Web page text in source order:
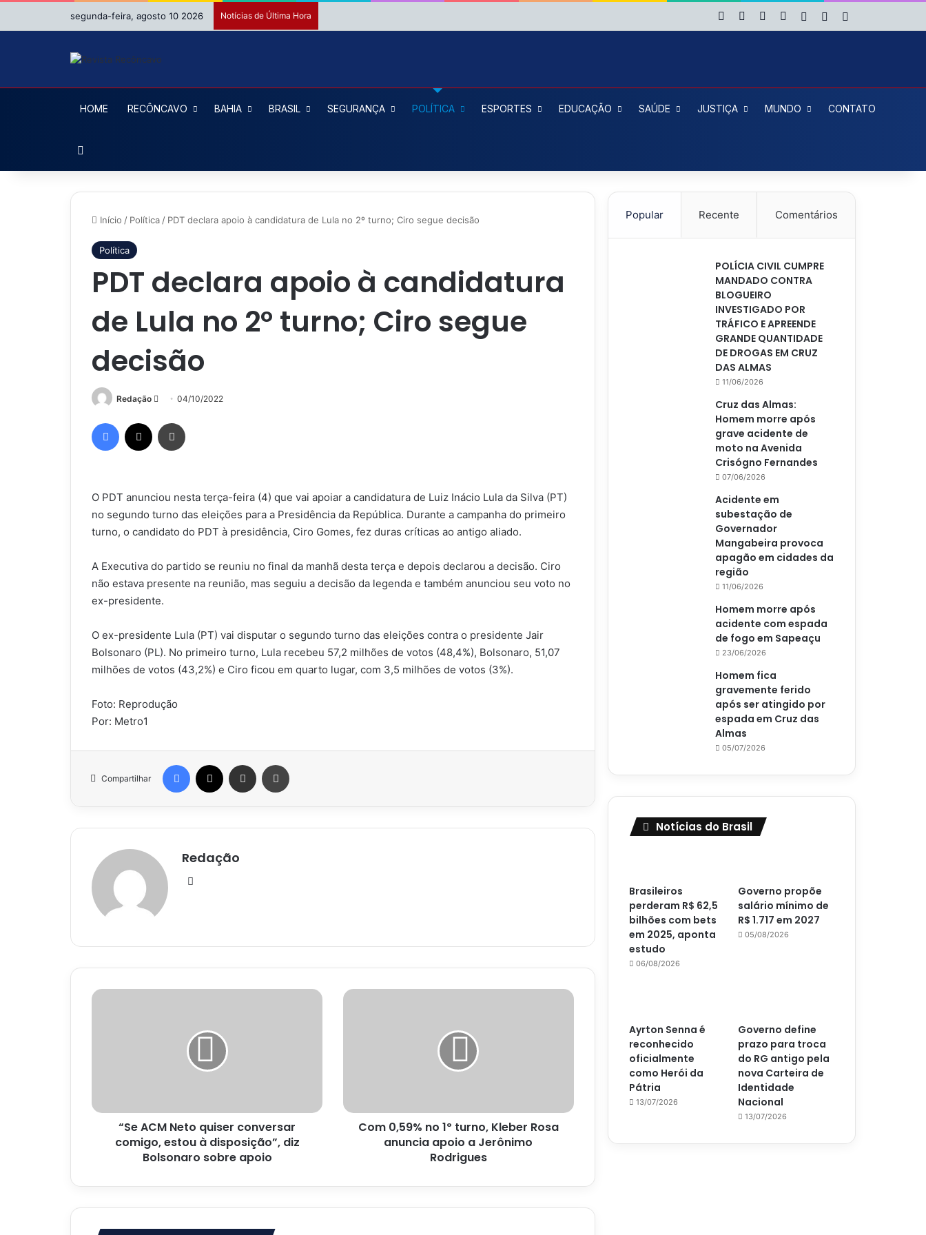
segunda-feira, agosto 10 2026 Notícias de Última Hora Facebook YouTubeInstagram
Entrar Artigo aleatório
HOME RECÔNCAVO BAHIA BRASIL SEGURANÇA POLÍTICA ESPORTES EDUCAÇÃO SAÚDE JUSTIÇA MUNDO CONTATO
Início / Política / PDT declara apoio à candidatura de Lula no 2º turno; Ciro segue decisão
Política
PDT declara apoio à candidatura
de Lula no 2º turno; Ciro segue
decisão
Redação
Mande
e-
mail
04/10/2022
Facebook
O PDT anunciou nesta terça-feira (4) que vai apoiar a candidatura de Luiz Inácio Lula da Silva (PT)
no segundo turno das eleições para a Presidência da República. Durante a campanha do primeiro
turno, o candidato do PDT à presidência, Ciro Gomes, fez duras críticas ao antigo aliado.
A Executiva do partido se reuniu no final da manhã desta terça e depois declarou a decisão. Ciro
não estava presente na reunião, mas seguiu a decisão da legenda e também anunciou seu voto no
ex-presidente.
O ex-presidente Lula (PT) vai disputar o segundo turno das eleições contra o presidente Jair
Bolsonaro (PL). No primeiro turno, Lula recebeu 57,2 milhões de votos (48,4%), Bolsonaro, 51,07
milhões de votos (43,2%) e Ciro ficou em quarto lugar, com 3,5 milhões de votos (3%).
Foto: Reprodução
Por: Metro1
Compartilhar
Facebook Compartilhar via e-mail
Redação
“Se
disposição”,
Bolsonaro
“Se ACM Neto quiser conversar
comigo, estou à disposição”, diz
Bolsonaro sobre apoio
Com
apoio
Com 0,59% no 1º turno, Kleber Rosa
anuncia apoio a Jerônimo
Rodrigues
Popular Recente Comentários
POLÍCIA CIVIL CUMPRE
MANDADO CONTRA
BLOGUEIRO
INVESTIGADO POR
TRÁFICO E APREENDE
GRANDE QUANTIDADE
DE DROGAS EM CRUZ
DAS ALMAS
11/06/2026
Cruz das Almas:
Homem morre após
grave acidente de
moto na Avenida
Crisógno Fernandes
07/06/2026
Acidente em
subestação de
Governador
Mangabeira provoca
apagão em cidades da
região
11/06/2026
Homem morre após
acidente com espada
de fogo em Sapeaçu
23/06/2026
Homem fica
gravemente ferido
após ser atingido por
espada em Cruz das
Almas
05/07/2026
Notícias do Brasil
Brasileiros
perderam R$ 62,5
bilhões com bets
em 2025, aponta
estudo
06/08/2026
Governo propõe
salário mínimo de
R$ 1.717 em 2027
05/08/2026
Ayrton Senna é
reconhecido
oficialmente
como Herói da
Pátria
13/07/2026
Governo define
prazo para troca
do RG antigo pela
nova Carteira de
Identidade
Nacional
13/07/2026